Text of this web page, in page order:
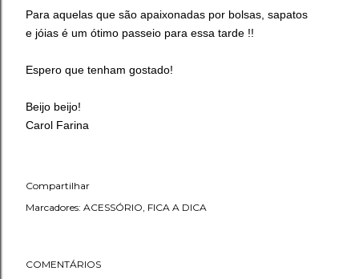
Para aquelas que são apaixonadas por bolsas, sapatos
e jóias é um ótimo passeio para essa tarde !!
Espero que tenham gostado!
Beijo beijo!
Carol Farina
Compartilhar
Marcadores: ACESSÓRIO FICA A DICA
COMENTÁRIOS